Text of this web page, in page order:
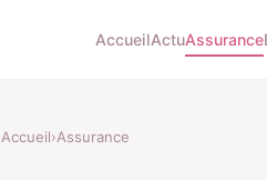
AccueilActuAssurance
Accueil›Assurance